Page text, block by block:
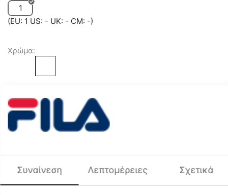
1
(EU: 1 US: - UK: - CM: -)
Χρώμα:
+
− Προσθήκη στο Καλάθι
Προσθήκη στη Λίστα Αγαπημένων
Συναίνεση Λεπτομέρειες Σχετικά